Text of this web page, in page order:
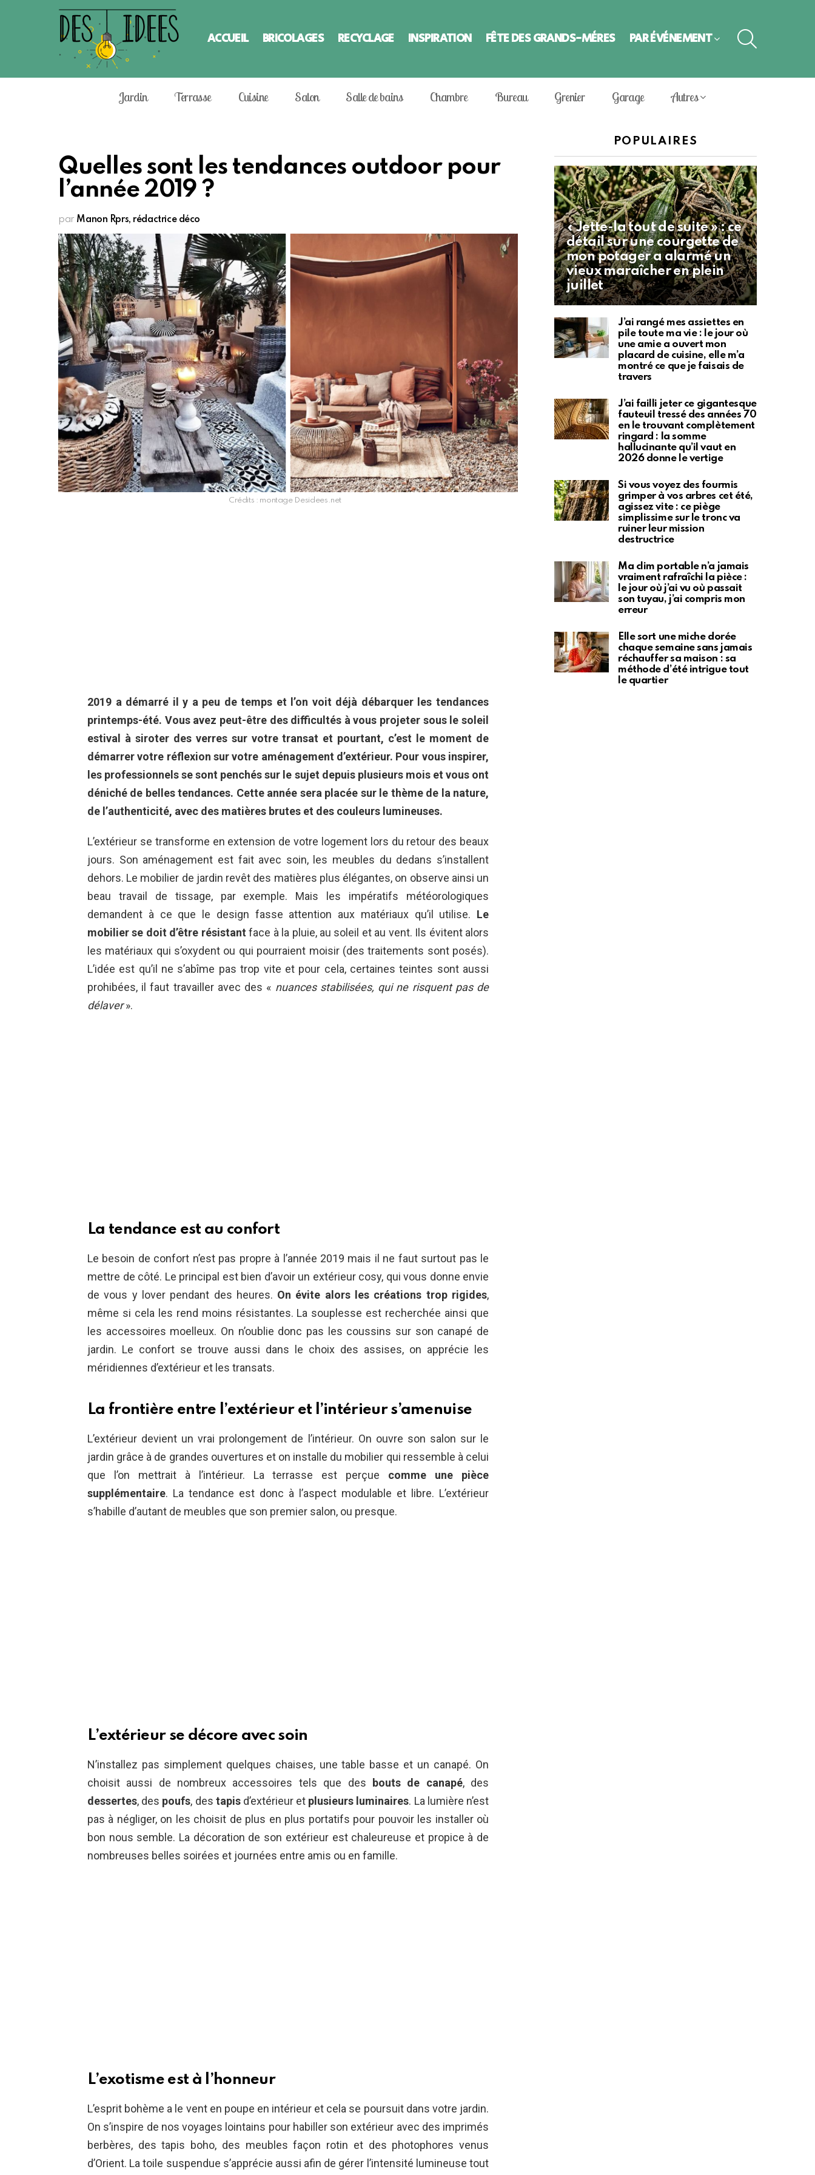
ACCUEIL BRICOLAGES RECYCLAGE INSPIRATION FÊTE DES GRANDS-MÈRES PAR ÉVÈNEMENT
Jardin Terrasse Cuisine Salon Salle de bains Chambre Bureau Grenier Garage Autres
Quelles sont les tendances outdoor pour
l’année 2019 ?
par Manon Rprs, rédactrice déco
Crédits : montage Desidees.net
2019 a démarré il y a peu de temps et l’on voit déjà débarquer les tendances
printemps-été. Vous avez peut-être des difficultés à vous projeter sous le soleil
estival à siroter des verres sur votre transat et pourtant, c’est le moment de
démarrer votre réflexion sur votre aménagement d’extérieur. Pour vous inspirer,
les professionnels se sont penchés sur le sujet depuis plusieurs mois et vous ont
déniché de belles tendances. Cette année sera placée sur le thème de la nature,
de l’authenticité, avec des matières brutes et des couleurs lumineuses.
L’extérieur se transforme en extension de votre logement lors du retour des beaux
jours. Son aménagement est fait avec soin, les meubles du dedans s’installent
dehors. Le mobilier de jardin revêt des matières plus élégantes, on observe ainsi un
beau travail de tissage, par exemple. Mais les impératifs météorologiques
demandent à ce que le design fasse attention aux matériaux qu’il utilise. Le
mobilier se doit d’être résistant face à la pluie, au soleil et au vent. Ils évitent alors
les matériaux qui s’oxydent ou qui pourraient moisir (des traitements sont posés).
L’idée est qu’il ne s’abîme pas trop vite et pour cela, certaines teintes sont aussi
prohibées, il faut travailler avec des « nuances stabilisées, qui ne risquent pas de
délaver».
La tendance est au confort
Le besoin de confort n’est pas propre à l’année 2019 mais il ne faut surtout pas le
mettre de côté. Le principal est bien d’avoir un extérieur cosy, qui vous donne envie
de vous y lover pendant des heures. On évite alors les créations trop rigides,
même si cela les rend moins résistantes. La souplesse est recherchée ainsi que
les accessoires moelleux. On n’oublie donc pas les coussins sur son canapé de
jardin. Le confort se trouve aussi dans le choix des assises, on apprécie les
méridiennes d’extérieur et les transats.
La frontière entre l’extérieur et l’intérieur s’amenuise
L’extérieur devient un vrai prolongement de l’intérieur. On ouvre son salon sur le
jardin grâce à de grandes ouvertures et on installe du mobilier qui ressemble à celui
que l’on mettrait à l’intérieur. La terrasse est perçue comme une pièce
supplémentaire. La tendance est donc à l’aspect modulable et libre. L’extérieur
s’habille d’autant de meubles que son premier salon, ou presque.
L’extérieur se décore avec soin
N’installez pas simplement quelques chaises, une table basse et un canapé. On
choisit aussi de nombreux accessoires tels que des bouts de canapé, des
dessertes, des poufs, des tapisd’extérieur et plusieurs luminaires. La lumière n’est
pas à négliger, on les choisit de plus en plus portatifs pour pouvoir les installer où
bon nous semble. La décoration de son extérieur est chaleureuse et propice à de
nombreuses belles soirées et journées entre amis ou en famille.
L’exotisme est à l’honneur
L’esprit bohème a le vent en poupe en intérieur et cela se poursuit dans votre jardin.
On s’inspire de nos voyages lointains pour habiller son extérieur avec des imprimés
berbères, des tapis boho, des meubles façon rotin et des photophores venus
d’Orient. La toile suspendue s’apprécie aussi afin de gérer l’intensité lumineuse tout
POPULAIRES
« Jette-la tout de suite » : ce
détail sur une courgette de
mon potager a alarmé un
vieux maraîcher en plein
juillet
J’ai rangé mes assiettes en
pile toute ma vie : le jour où
une amie a ouvert mon
placard de cuisine, elle m’a
montré ce que je faisais de
travers
J’ai failli jeter ce gigantesque
fauteuil tressé des années 70
en le trouvant complètement
ringard : la somme
hallucinante qu’il vaut en
2026 donne le vertige
Si vous voyez des fourmis
grimper à vos arbres cet été,
agissez vite : ce piège
simplissime sur le tronc va
ruiner leur mission
destructrice
Ma clim portable n’a jamais
vraiment rafraîchi la pièce :
le jour où j’ai vu où passait
son tuyau, j’ai compris mon
erreur
Elle sort une miche dorée
chaque semaine sans jamais
réchauffer sa maison : sa
méthode d’été intrigue tout
le quartier